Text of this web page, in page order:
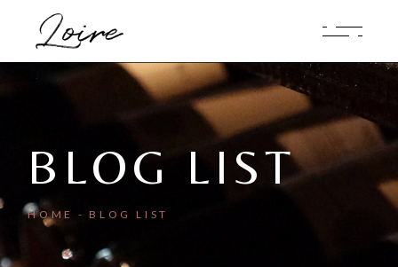
BLOG LIST
HOME BLOG LIST